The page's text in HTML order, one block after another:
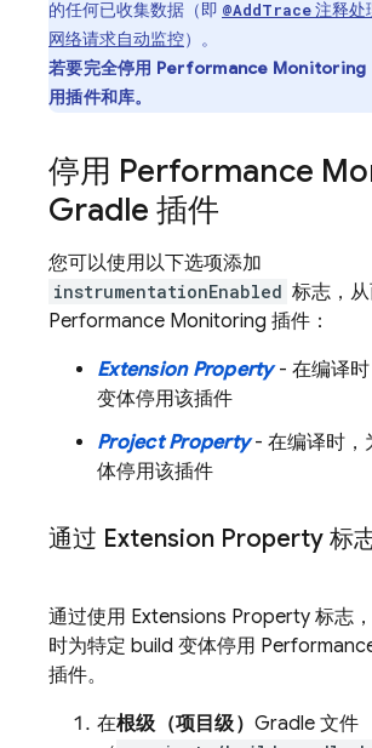
的任何已收集数据（即 @AddTrace注释处
网络请求自动监控）。
若要完全停用 Performance Monitoring
用插件和库。
停用 Performance
Gradle 插件
您可以使用以下选项添加
instrumentationEnabled 标志，
Performance Monitoring 插件：
Extension Property- 在编译时
变体停用该插件
Project Property- 在编译时，
体停用该插件
通过 Extension Property 标
通过使用 Extensions Property 标志
时为特定 build 变体停用
插件。
在根级（项目级） Gradle 文件